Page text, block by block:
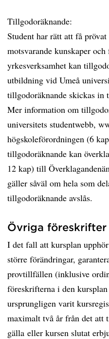
Tillgodoräknande:
Student har rätt att få
motsvarande kunskaper
yrkesverksamhet kan
utbildning vid Umeå
tillgodoräknande skickas in
Mer information om
universitets studentwebb,
högskoleförordningen (6
tillgodoräknande kan
12 kap) till
gäller såväl om hela som
tillgodoräknande avslås.
Övriga föreskrifter
I det fall att kursplan
större förändringar,
provtillfällen (inklusive
föreskrifterna i den
ursprungligen varit
maximalt två år från det att
gälla eller kursen slutat